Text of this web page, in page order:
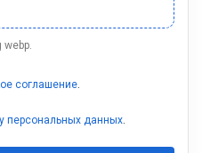
соглашение.
персональных данных.